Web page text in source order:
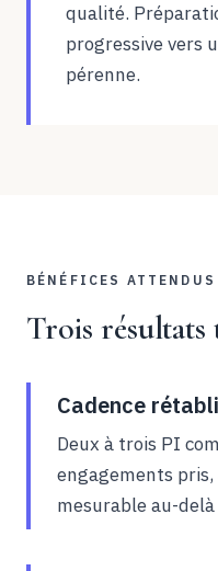
qualité.
progressive vers
pérenne.
BÉNÉFICES ATTENDUS
Trois résultats
Cadence
Deux à trois PI
engagements
mesurable au-delà